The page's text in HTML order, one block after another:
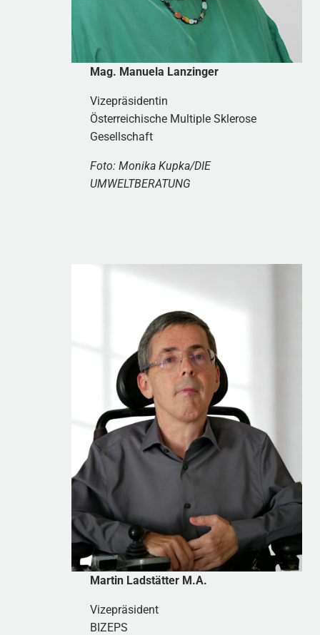
Mag. Manuela Lanzinger
Vizepräsidentin
Österreichische Multiple Sklerose
Gesellschaft
Foto: Monika Kupka/DIE
UMWELTBERATUNG
Martin Ladstätter M.A.
Vizepräsident
BIZEPS